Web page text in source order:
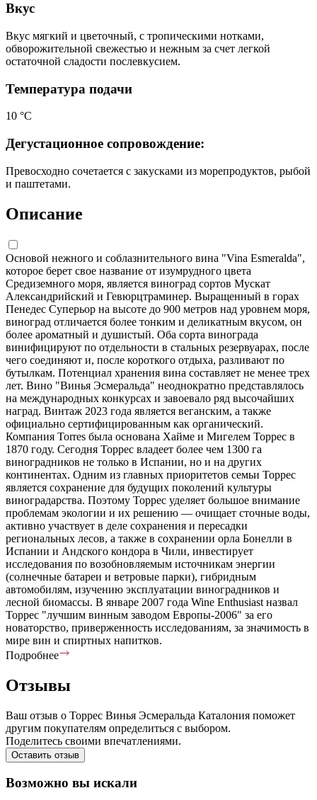
Вкус
Вкус мягкий и цветочный, с тропическими нотками,
обворожительной свежестью и нежным за счет легкой
остаточной сладости послевкусием.
Температура подачи
10 °С
Дегустационное сопровождение:
Превосходно сочетается с закусками из морепродуктов, рыбой
и паштетами.
Описание
Основой нежного и соблазнительного вина "Vina Esmeralda",
которое берет свое название от изумрудного цвета
Средиземного моря, является виноград сортов Мускат
Александрийский и Гевюрцтраминер. Выращенный в горах
Пенедес Суперьор на высоте до 900 метров над уровнем моря,
виноград отличается более тонким и деликатным вкусом, он
более ароматный и душистый. Оба сорта винограда
винифицируют по отдельности в стальных резервуарах, после
чего соединяют и, после короткого отдыха, разливают по
бутылкам. Потенциал хранения вина составляет не менее трех
лет. Вино "Винья Эсмеральда" неоднократно представлялось
на международных конкурсах и завоевало ряд высочайших
наград. Винтаж 2023 года является веганским, а также
официально сертифицированным как органический.
Компания Torres была основана Хайме и Мигелем Торрес в
1870 году. Сегодня Торрес владеет более чем 1300 га
виноградников не только в Испании, но и на других
континентах. Одним из главных приоритетов семьи Торрес
является сохранение для будущих поколений культуры
виноградарства. Поэтому Торрес уделяет большое внимание
проблемам экологии и их решению — очищает сточные воды,
активно участвует в деле сохранения и пересадки
региональных лесов, а также в сохранении орла Бонелли в
Испании и Андского кондора в Чили, инвестирует
исследования по возобновляемым источникам энергии
(солнечные батареи и ветровые парки), гибридным
автомобилям, изучению эксплуатации виноградников и
лесной биомассы. В январе 2007 года Wine Enthusiast назвал
Торрес "лучшим винным заводом Европы-2006" за его
новаторство, приверженность исследованиям, за значимость в
мире вин и спиртных напитков.
Подробнее
Отзывы
Ваш отзыв о Торрес Винья Эсмеральда Каталония поможет
другим покупателям определиться с выбором.
Поделитесь своими впечатлениями.
Оставить отзыв
Возможно вы искали